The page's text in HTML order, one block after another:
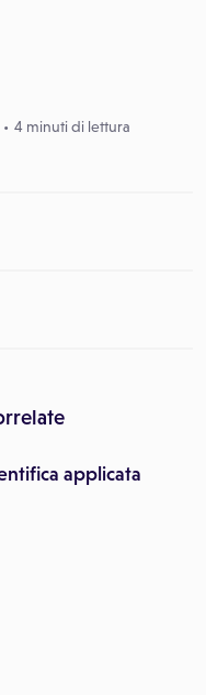
4 minuti di lettura
applicata